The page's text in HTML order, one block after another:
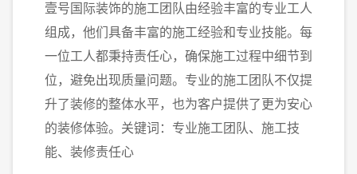
壹号国际装饰的施工团队由经验丰富的专业工人
组成，他们具备丰富的施工经验和专业技能。每
一位工人都秉持责任心，确保施工过程中细节到
位，避免出现质量问题。专业的施工团队不仅提
升了装修的整体水平，也为客户提供了更为安心
的装修体验。关键词：专业施工团队、施工技
能、装修责任心